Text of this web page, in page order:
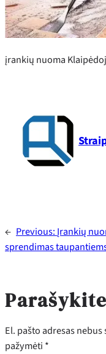
įrankių nuoma
← Previous: Įrankių
sprendimas
El. pašto adresas nebus
pažymėti *